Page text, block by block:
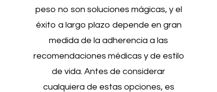
peso no son soluciones mágicas, y el
éxito a largo plazo depende en gran
medida de la adherencia a las
recomendaciones médicas y de estilo
de vida. Antes de considerar
cualquiera de estas opciones, es